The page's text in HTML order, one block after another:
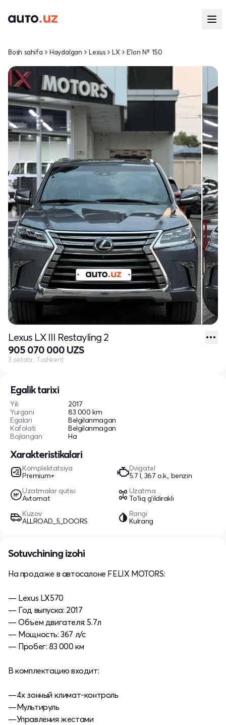
Egalik tarixi
Yili
2017
Yurgani
83 000 km
Egalari
Belgilanmagan
Kafolati
Belgilanmagan
Bojlangan
Ha
Xarakteristikalari
Komplektatsiya
Premium+
Dvigatel
5.7 l, 367 o.k., benzin
Uzatmalar qutisi
Avtomat
Uzatma
To'liq g'ildirakli
Kuzov
ALLROAD_5_DOORS
Rangi
Kulrang
Bosh sahifa Haydalgan Lexus LX E'lon № 150
Lexus LX III Restayling 2
905 070 000 UZS
3 oktabr, Toshkent
Sotuvchining izohi
На продаже в автосалоне FELIX MOTORS:
— Lexus LX570
— Год выпуска: 2017
— Объем двигателя: 5.7л
— Мощность: 367 л/с
— Пробег: 83 000 км
В комплектацию входит:
—4х зонный климат-контроль
—Мультируль
—Управления жестами